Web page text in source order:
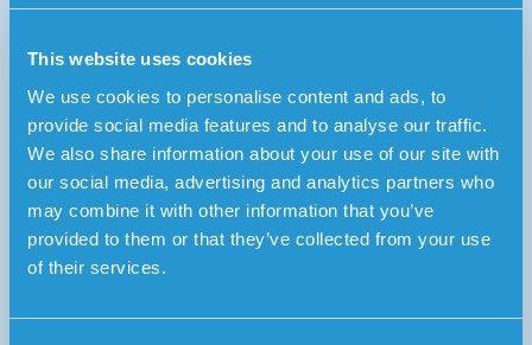
This website uses cookies
We use cookies to personalise content and ads, to
provide social media features and to analyse our traffic.
We also share information about your use of our site with
our social media, advertising and analytics partners who
may combine it with other information that you’ve
provided to them or that they’ve collected from your use
of their services.
2.Om användarens anhöriga inte kan besvara larmet går
det vidare till Sensorems larmcentral som besvarar samtal
dygnet runt.